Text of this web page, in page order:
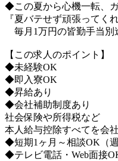
◆この夏から心機一転、
『夏バテせず頑張ってく
毎月1万円の皆勤手当別
【この求人のポイント】
◆未経験OK
◆即入寮OK
◆昇給あり
◆会社補助制度あり
社会保険や所得税など
本人給与控除すべてを会社
◆短期1ヶ月～相談OK（
◆テレビ電話・Web面接